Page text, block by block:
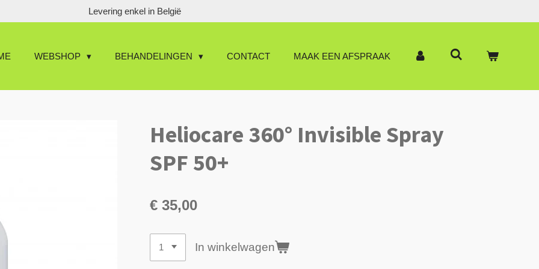
Levering enkel in België
WEBSHOP BEHANDELINGEN CONTACT MAAK EEN AFSPRAAK
Heliocare 360° Invisible Spray
SPF 50+
€ 35,00
In winkelwagen